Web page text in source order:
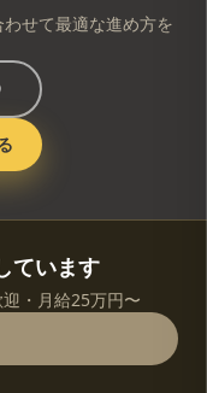
せて最適な進め方を
ています
・月給25万円〜